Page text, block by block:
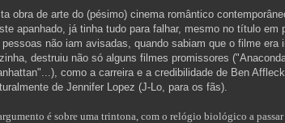
obra de arte do (pésimo) cinema romântico
apanhado, já tinha tudo para falhar, mesmo no título em
não iam avisadas, quando sabiam que o filme era
destruiu não só alguns filmes promissores
como a carreira e a credibilidade de Ben
de Jennifer Lopez (J-Lo, para os fãs).
é sobre uma trintona, com o relógio biológico a